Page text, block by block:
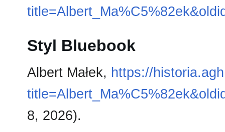
Styl Bluebook
Albert Małek, https://
8, 2026).